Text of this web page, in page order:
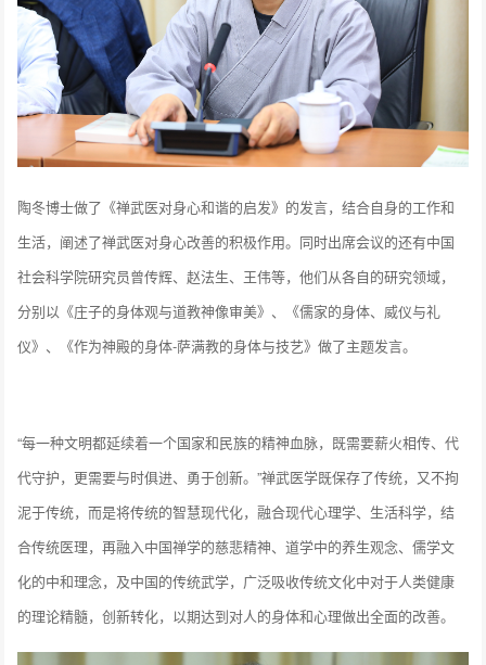
陶冬博士做了《禅武医对身心和谐的启发》的发言，结合自身的工作和
生活，阐述了禅武医对身心改善的积极作用。同时出席会议的还有中国
社会科学院研究员曾传辉、赵法生、王伟等，他们从各自的研究领域，
分别以《庄子的身体观与道教神像审美》、《儒家的身体、威仪与礼
仪》、《作为神殿的身体-萨满教的身体与技艺》做了主题发言。
“每一种文明都延续着一个国家和民族的精神血脉，既需要薪火相传、代
代守护，更需要与时俱进、勇于创新。”禅武医学既保存了传统，又不拘
泥于传统，而是将传统的智慧现代化，融合现代心理学、生活科学，结
合传统医理，再融入中国禅学的慈悲精神、道学中的养生观念、儒学文
化的中和理念，及中国的传统武学，广泛吸收传统文化中对于人类健康
的理论精髓，创新转化，以期达到对人的身体和心理做出全面的改善。